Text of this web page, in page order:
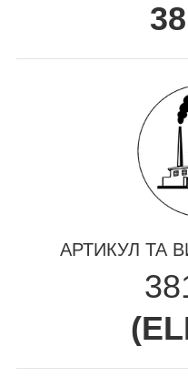
АРТИКУЛ ТА
(